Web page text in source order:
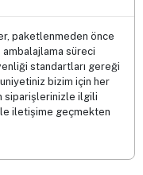
paketlenmeden önce
süreci
standartları gereği
bizim için her
siparişlerinizle ilgili
iletişime geçmekten